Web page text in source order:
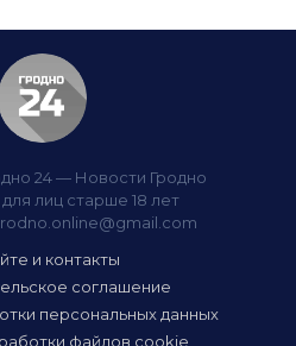
24 — Новости Гродно
лиц старше 18 лет
и контакты
соглашение
персональных данных
файлов cookie